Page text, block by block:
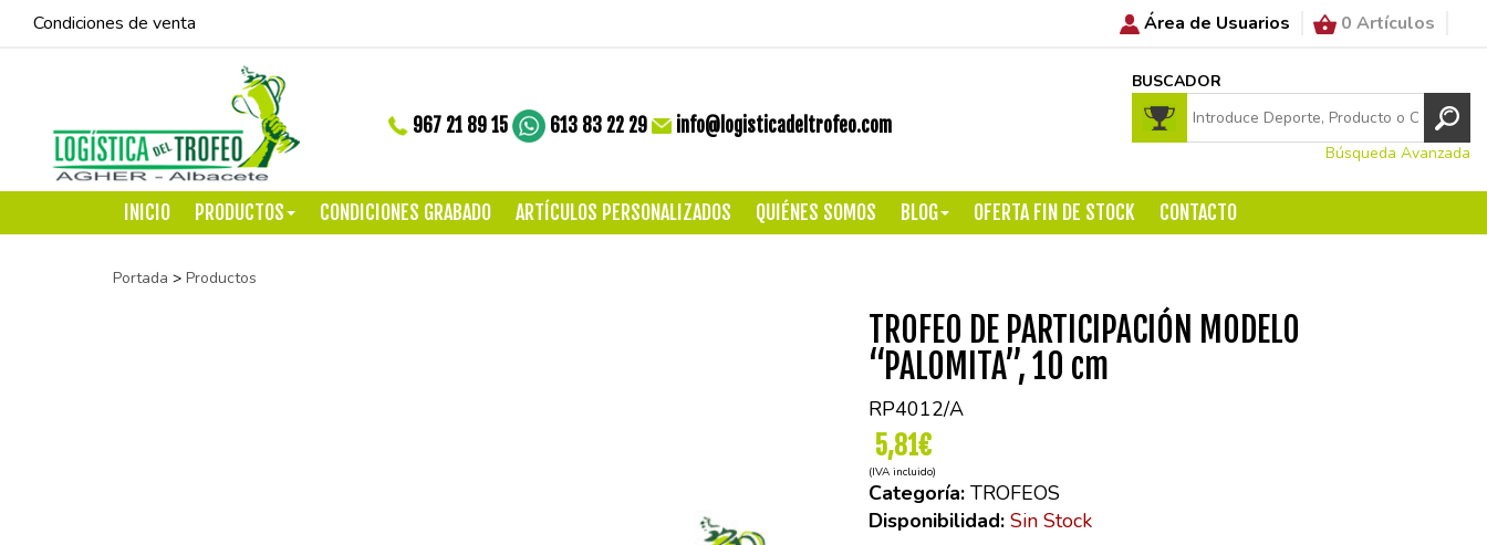
Condiciones de venta Área de Usuarios 0 Artículos
967 21 89 15 613 83 22 29 info@logisticadeltrofeo.com
BUSCADOR
Búsqueda Avanzada
INICIO PRODUCTOS CONDICIONES GRABADO ARTÍCULOS PERSONALIZADOS QUIÉNES SOMOS BLOG OFERTA FIN DE STOCK CONTACTO
Portada > Productos
TROFEO DE PARTICIPACIÓN MODELO
“PALOMITA”, 10 cm
RP4012/A
5,81€
(IVA incluido)
Categoría: TROFEOS
Disponibilidad: Sin Stock